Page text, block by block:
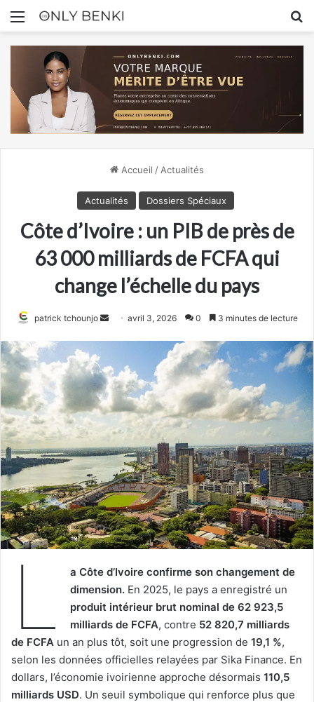
Menu
Accueil / Actualités
Actualités Dossiers Spéciaux
Côte d’Ivoire : un PIB de près de
63 000 milliards de FCFA qui
change l’échelle du pays
patrick tchounjo
Envoyeravril 3, 2026 0 3 minutes de lecture
L
a Côte d’Ivoire confirme son changement de
dimension.En 2025, le pays a enregistré un
produit intérieur brut nominal de 62 923,5
milliards de FCFA, contre 52 820,7 milliards
de FCFA un an plus tôt, soit une progression de 19,1 %,
selon les données officielles relayées par Sika Finance. En
dollars, l’économie ivoirienne approche désormais 110,5
milliards USD. Un seuil symbolique qui renforce plus que